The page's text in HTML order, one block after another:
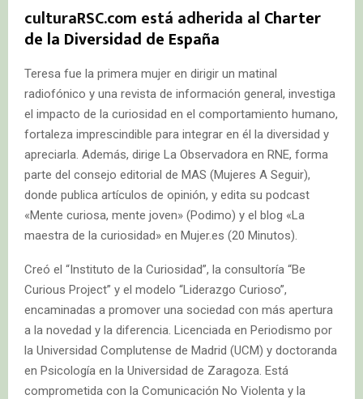
culturaRSC.com está adherida al Charter
de la Diversidad de España
Teresa fue la primera mujer en dirigir un matinal
radiofónico y una revista de información general, investiga
el impacto de la curiosidad en el comportamiento humano,
fortaleza imprescindible para integrar en él la diversidad y
apreciarla. Además, dirige La Observadora en RNE, forma
parte del consejo editorial de MAS (Mujeres A Seguir),
donde publica artículos de opinión, y edita su podcast
«Mente curiosa, mente joven» (Podimo) y el blog «La
maestra de la curiosidad» en Mujer.es (20 Minutos).
Creó el “Instituto de la Curiosidad”, la consultoría “Be
Curious Project” y el modelo “Liderazgo Curioso”,
encaminadas a promover una sociedad con más apertura
a la novedad y la diferencia. Licenciada en Periodismo por
la Universidad Complutense de Madrid (UCM) y doctoranda
en Psicología en la Universidad de Zaragoza. Está
comprometida con la Comunicación No Violenta y la